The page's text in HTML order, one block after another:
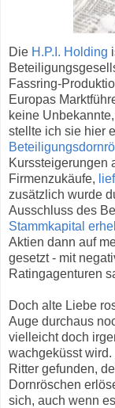
Die H.P.I. Holding
Fassring-
Europas
keine
stellte ich sie hier
Kurssteigerungen
Firmenzukäufe,
zusätzlich wurde
Ausschluss des
Stammkapital
Aktien dann auf
gesetzt - mit
Ratingagenturen
Doch alte Liebe
Auge durchaus
vielleicht doch
wachgeküsst
Ritter gefunden,
Dornröschen
sich, auch wenn